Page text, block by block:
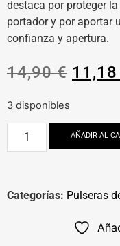
destaca por proteger
portador y por aportar
confianza y apertura.
14,90€ 11,18
3 disponibles
AÑADIR AL
Categorías: Pulseras